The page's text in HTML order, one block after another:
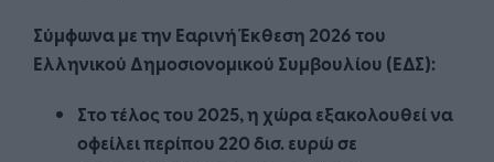
Σύμφωνα με την Εαρινή Έκθεση 2026 του
Ελληνικού Δημοσιονομικού Συμβουλίου (ΕΔΣ):
Στο τέλος του 2025, η χώρα εξακολουθεί να
οφείλει περίπου 220 δισ. ευρώ σε